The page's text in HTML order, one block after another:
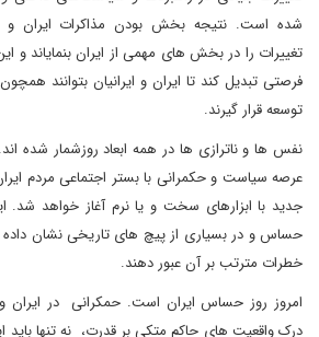
شده است. نتیجه بخش بودن مذاکرات ایران و
تغییرات را در بخش های مهمی از ایران بنمایاند و
فرصتی تبدیل کند تا ایران و ایرانیان بتوانند
توسعه قرار گیرند.
نفس ها و ناترازی ها در همه ابعاد روزشمار شده
عرصه سیاست و حکمرانی با بستر اجتماعی مردم
جدید با ابزارهای سخت و یا نرم آغاز خواهد شد.
حساس و در بسیاری از پیچ های تاریخی نشان داده
خطرات مترتب بر آن عبور دهند.
امروز روز حساس ایران است. حمکرانی در
درک واقعیت های حاکم متکی بر قدرت، نه تنها باید